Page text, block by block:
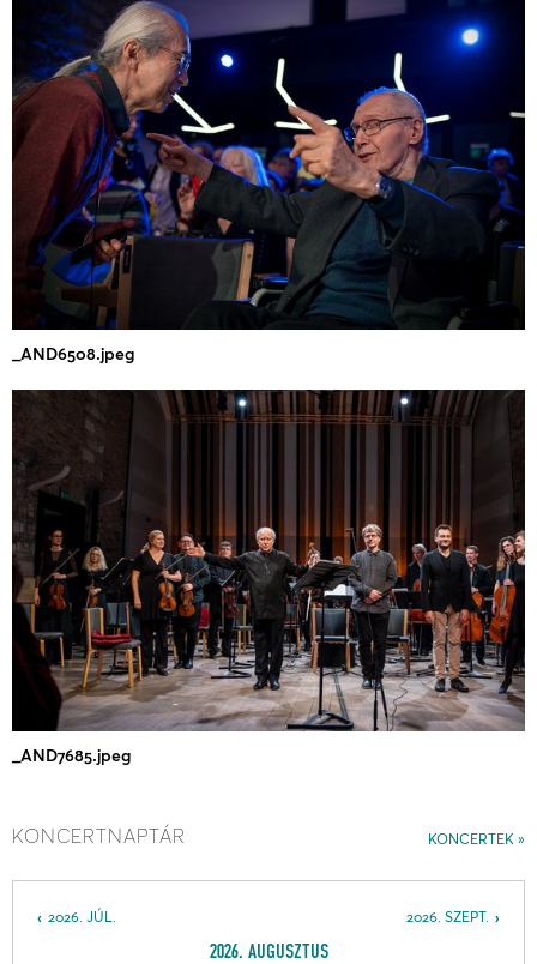
_AND6508.jpeg
_AND7685.jpeg
KONCERTEK
KONCERTNAPTÁR
2026. SZEPT.
2026. JÚL.
2026. AUGUSZTUS